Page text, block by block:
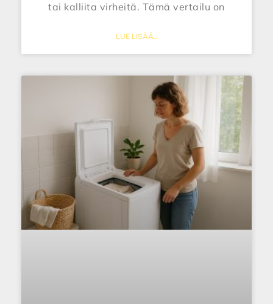
tai kalliita virheitä. Tämä vertailu on
LUE LISÄÄ..